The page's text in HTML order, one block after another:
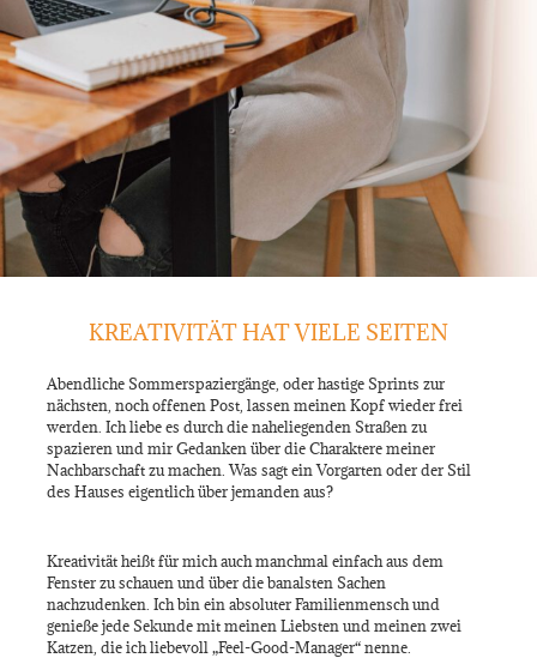
KREATIVITÄT HAT VIELE SEITEN
Abendliche Sommerspaziergänge, oder hastige Sprints zur
nächsten, noch offenen Post, lassen meinen Kopf wieder frei
werden. Ich liebe es durch die naheliegenden Straßen zu
spazieren und mir Gedanken über die Charaktere meiner
Nachbarschaft zu machen. Was sagt ein Vorgarten oder der Stil
des Hauses eigentlich über jemanden aus?
Kreativität heißt für mich auch manchmal einfach aus dem
Fenster zu schauen und über die banalsten Sachen
nachzudenken. Ich bin ein absoluter Familienmensch und
genieße jede Sekunde mit meinen Liebsten und meinen zwei
Katzen, die ich liebevoll „Feel-Good-Manager“ nenne.